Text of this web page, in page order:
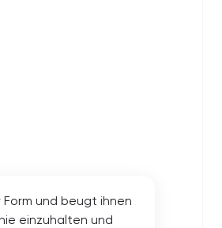
und beugt ihnen
einzuhalten und